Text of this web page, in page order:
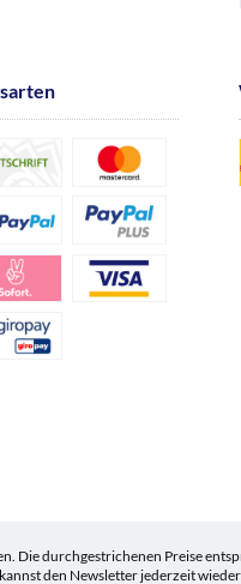
Die durchgestrichenen Preise
den Newsletter jederzeit